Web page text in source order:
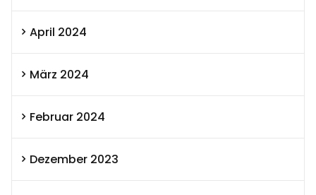
April 2024
März 2024
Februar 2024
Dezember 2023